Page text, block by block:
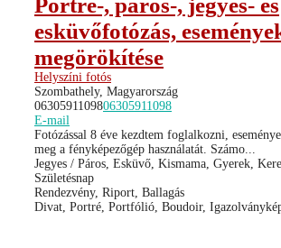
Portré-, páros-, jegyes- és
esküvőfotózás,
megörökítése
Helyszíni fotós
Szombathely, Magyarország
0630591109806305911098
E-mail
Fotózással 8 éve kezdtem foglalkozni,
meg a fényképezőgép használatát. Számo...
Jegyes / Páros, Esküvő, Kismama, Gyerek,
Születésnap
Rendezvény, Riport, Ballagás
Divat, Portré, Portfólió, Boudoir,